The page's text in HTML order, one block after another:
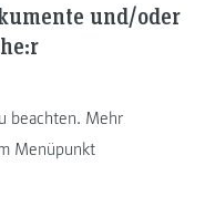
und/oder
beachten. Mehr
Menüpunkt